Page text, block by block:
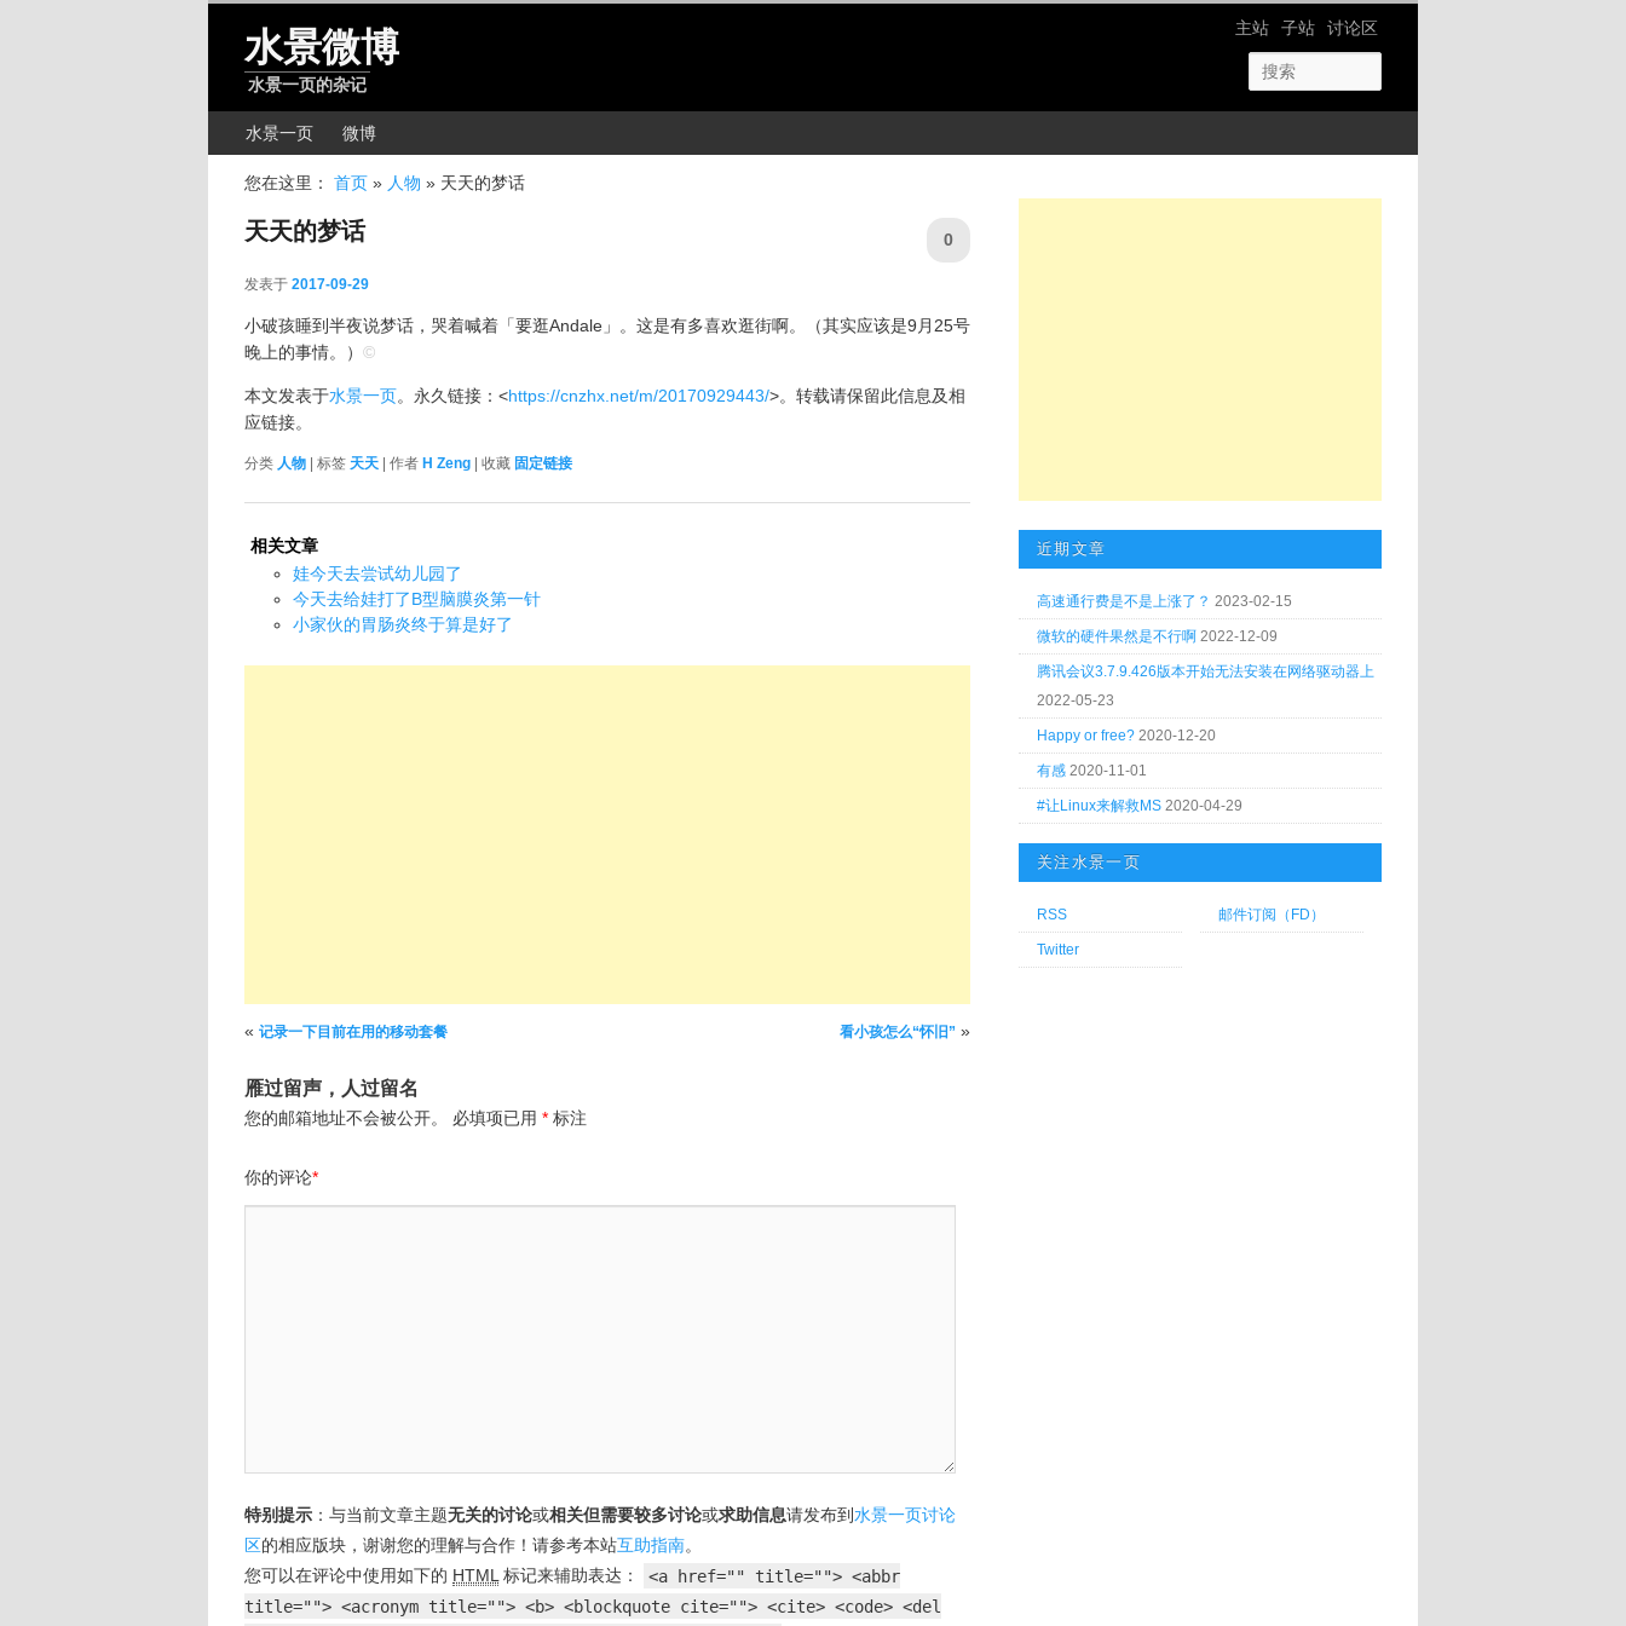
网站导航
主站 子站 讨论区
水景微博
水景一页的杂记
主菜单水景一页 微博
您在这里： 首页 » 人物 » 天天的梦话
天天的梦话
发表于 2017-09-29
0
小破孩睡到半夜说梦话，哭着喊着「要逛Andale」。这是有多喜欢逛街啊。（其实应该是9月25号
晚上的事情。） ©
本文发表于水景一页。永久链接：<https://cnzhx.net/m/20170929443/>。转载请保留此信息及相
应链接。
分类 人物 | 标签 天天 | 作者 H Zeng | 收藏 固定链接
相关文章
娃今天去尝试幼儿园了
今天去给娃打了B型脑膜炎第一针
小家伙的胃肠炎终于算是好了
文章导航
« 记录一下目前在用的移动套餐 看小孩怎么“怀旧” »
雁过留声，人过留名
您的邮箱地址不会被公开。 必填项已用 * 标注
你的评论*
特别提示 ：与当前文章主题无关的讨论或相关但需要较多讨论或求助信息请发布到水景一页讨论
区的相应版块，谢谢您的理解与合作！请参考本站互助指南。
您可以在评论中使用如下的 HTML标记来辅助表达：
<a href="" title=""> <abbr
title=""> <acronym title=""> <b> <blockquote cite=""> <cite> <code> <del
近期文章
高速通行费是不是上涨了？ 2023-02-15
微软的硬件果然是不行啊 2022-12-09
腾讯会议3.7.9.426版本开始无法安装在网络驱动器上
2022-05-23
Happy or free? 2020-12-20
有感 2020-11-01
#让Linux来解救MS 2020-04-29
关注水景一页
RSS 邮件订阅（FD）
Twitter